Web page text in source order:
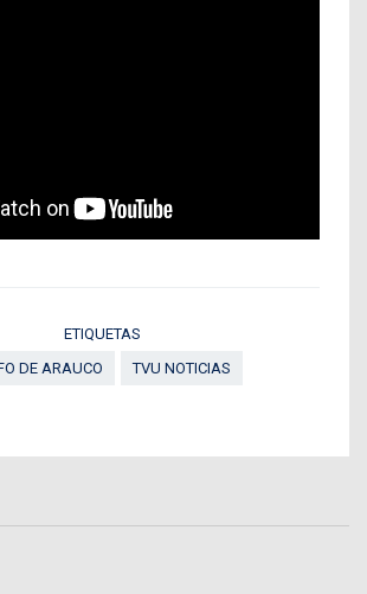
ETIQUETAS
DE ARAUCO
TVU NOTICIAS